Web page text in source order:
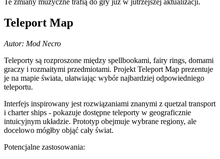
Te zmiany muzyczne trafią do gry już w jutrzejszej aktualizacji.
Teleport Map
Autor: Mod Necro
Teleporty są rozproszone między spellbookami, fairy rings, domami
graczy i rozmaitymi przedmiotami. Projekt Teleport Map prezentuje
je na mapie świata, ułatwiając wybór najbardziej odpowiedniego
teleportu.
Interfejs inspirowany jest rozwiązaniami znanymi z quetzal transport
i charter ships - pokazuje dostępne teleporty w geograficznie
intuicyjnym układzie. Prototyp obejmuje wybrane regiony, ale
docelowo mógłby objąć cały świat.
Potencjalne zastosowania: